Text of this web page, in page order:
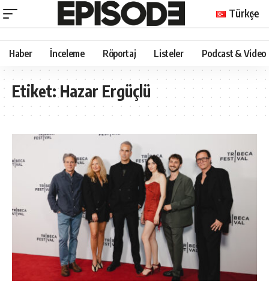
Türkçe
Haber İnceleme Röportaj Listeler Podcast & Video
Etiket:Hazar Ergüçlü